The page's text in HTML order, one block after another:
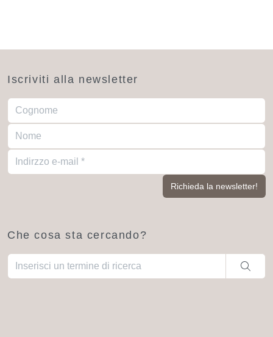
Iscriviti alla newsletter
Che cosa sta cercando?
Una volta che i risultati del completamento automatico